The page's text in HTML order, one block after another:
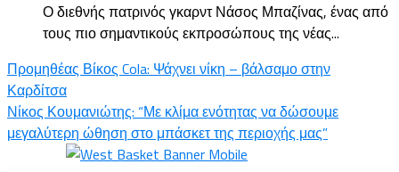
Ο διεθνής πατρινός γκαρντ Νάσος Μπαζίνας, ένας από
τους πιο σημαντικούς εκπροσώπους της νέας...
Προμηθέας Βίκος Cola: Ψάχνει νίκη – βάλσαμο στην
Καρδίτσα
Νίκος Κουμανιώτης: “Με κλίμα ενότητας να δώσουμε
μεγαλύτερη ώθηση στο μπάσκετ της περιοχής μας”